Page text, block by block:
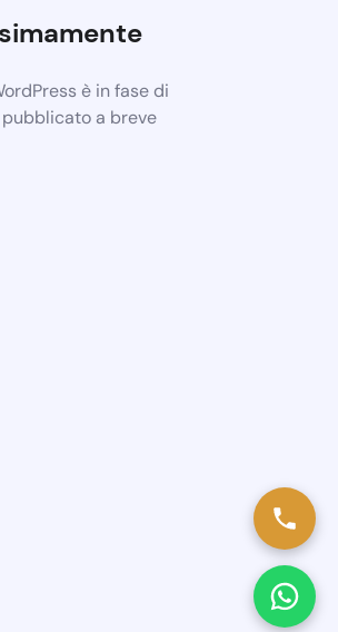
è in fase di
a breve